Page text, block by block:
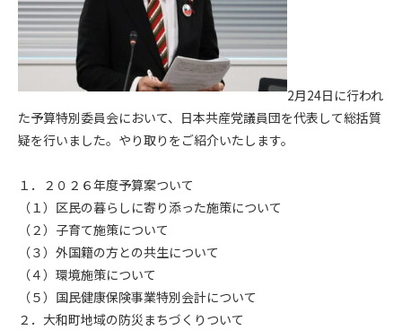
2月24日に行われ
た予算特別委員会において、日本共産党議員団を代表して総括質
疑を行いました。やり取りをご紹介いたします。
１．２０２６年度予算案ついて
（１）区民の暮らしに寄り添った施策について
（２）子育て施策について
（３）外国籍の方との共生について
（４）環境施策について
（５）国民健康保険事業特別会計について
２．大和町地域の防災まちづくりついて